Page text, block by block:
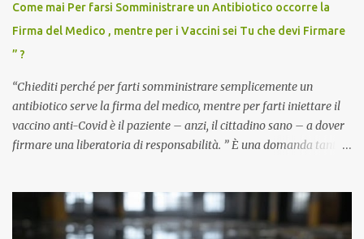
Come mai Per farsi Somministrare un Antibiotico occorre la
Firma del Medico , mentre per i Vaccini sei Tu che devi Firmare
” ?
“Chiediti perché per farti somministrare semplicemente un
antibiotico serve la firma del medico, mentre per farti iniettare il
vaccino anti-Covid è il paziente – anzi, il cittadino sano – a dover
firmare una liberatoria di responsabilità. ” È una domanda tanto
pandemia. Un interrogativo che dovrebbe scuotere chiunque abbia
ancora il coraggio di pensare con la propria testa. Per il vaccino